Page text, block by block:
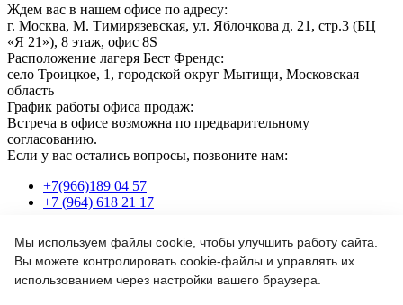
Ждем вас в нашем офисе по адресу:
г. Москва, М. Тимирязевская, ул. Яблочкова д. 21, стр.3 (БЦ
«Я 21»), 8 этаж, офис 8S
Расположение лагеря Бест Френдс:
село Троицкое, 1, городской округ Мытищи, Московская
область
График работы офиса продаж:
Встреча в офисе возможна по предварительному
согласованию.
Если у вас остались вопросы, позвоните нам:
+7(966)189 04 57
+7 (964) 618 21 17
Или пишите нам на почту:
info@bf-camp.ru
Мы используем файлы cookie, чтобы улучшить работу сайта.
Вы можете контролировать cookie-файлы и управлять их
использованием через настройки вашего браузера.